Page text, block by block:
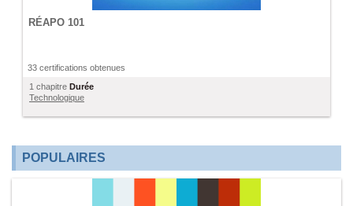
RÉAPO 101
33 certifications obtenues
1 chapitre Durée
Technologique
POPULAIRES